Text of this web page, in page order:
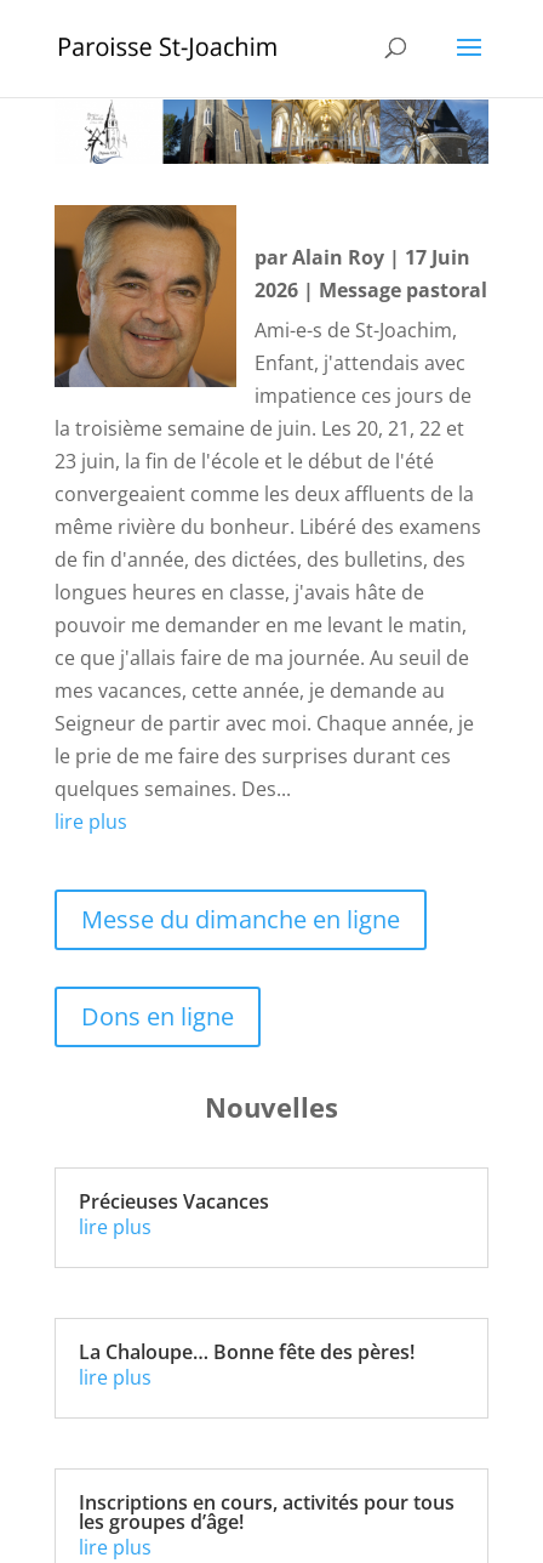
parAlain Roy| 17 Juin
2026| Message pastoral
Ami-e-s de St-Joachim,
Enfant, j'attendais avec
impatience ces jours de
la troisième semaine de juin. Les 20, 21, 22 et
23 juin, la fin de l'école et le début de l'été
convergeaient comme les deux affluents de la
même rivière du bonheur. Libéré des examens
de fin d'année, des dictées, des bulletins, des
longues heures en classe, j'avais hâte de
pouvoir me demander en me levant le matin,
ce que j'allais faire de ma journée. Au seuil de
mes vacances, cette année, je demande au
Seigneur de partir avec moi. Chaque année, je
le prie de me faire des surprises durant ces
quelques semaines. Des...
lire plus
Messe du dimanche en ligne
Dons en ligne
Nouvelles
Précieuses Vacances
lire plus
La Chaloupe… Bonne fête des pères!
lire plus
Inscriptions en cours, activités pour tous
les groupes d’âge!
lire plus